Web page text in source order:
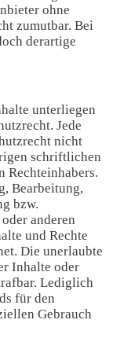
ohne
zumutbar. Bei
derartige
unterliegen
Jede
nicht
schriftlichen
Rechteinhabers.
Bearbeitung,
bzw.
anderen
und Rechte
Die unerlaubte
Inhalte oder
Lediglich
für den
Gebrauch